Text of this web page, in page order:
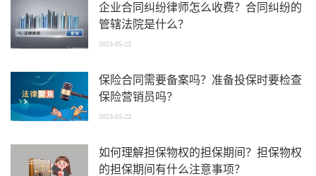
企业合同纠纷律师怎么收费？合同纠纷的
管辖法院是什么？
2023-05-22
保险合同需要备案吗？准备投保时要检查
保险营销员吗？
2023-05-22
如何理解担保物权的担保期间？担保物权
的担保期间有什么注意事项？